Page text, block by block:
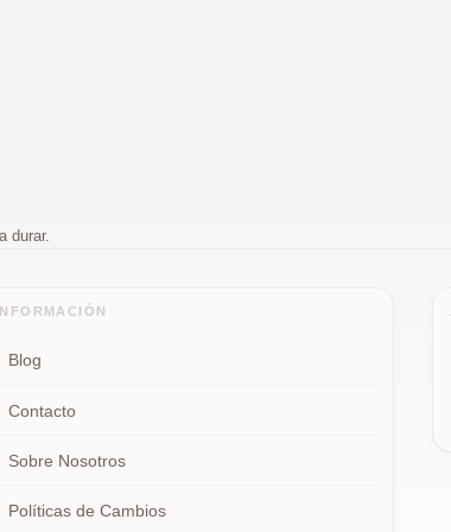
durar.
Blog
Contacto
Sobre Nosotros
Políticas de Cambios